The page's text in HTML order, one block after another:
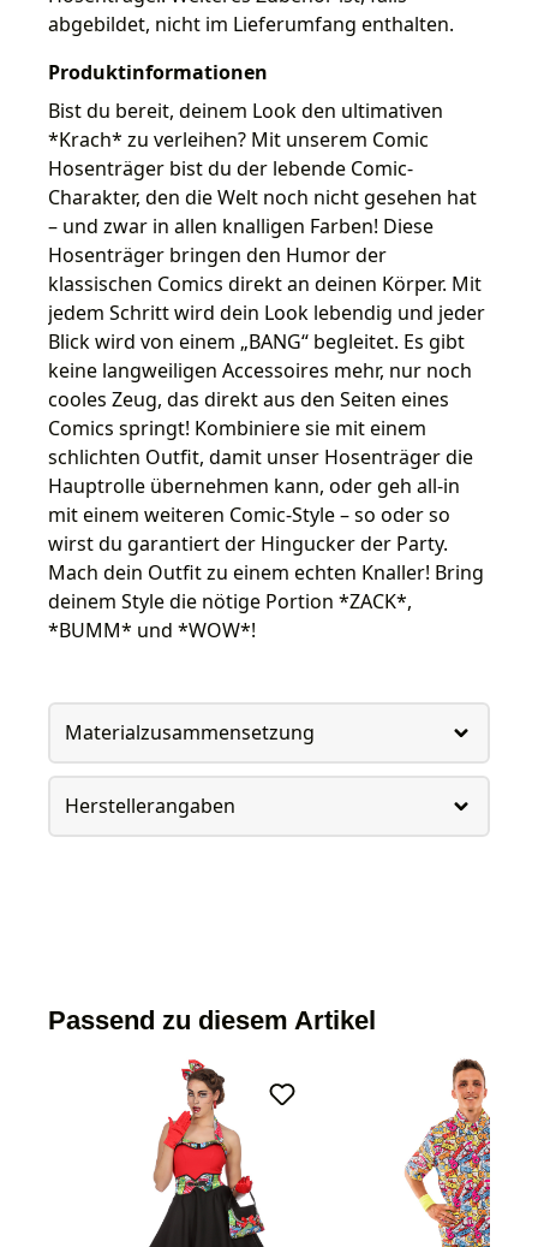
abgebildet, nicht im Lieferumfang enthalten.
Produktinformationen
Bist du bereit, deinem Look den ultimativen
*Krach* zu verleihen? Mit unserem Comic
Hosenträger bist du der lebende Comic-
Charakter, den die Welt noch nicht gesehen hat
– und zwar in allen knalligen Farben! Diese
Hosenträger bringen den Humor der
klassischen Comics direkt an deinen Körper. Mit
jedem Schritt wird dein Look lebendig und jeder
Blick wird von einem „BANG“ begleitet. Es gibt
keine langweiligen Accessoires mehr, nur noch
cooles Zeug, das direkt aus den Seiten eines
Comics springt! Kombiniere sie mit einem
schlichten Outfit, damit unser Hosenträger die
Hauptrolle übernehmen kann, oder geh all-in
mit einem weiteren Comic-Style – so oder so
wirst du garantiert der Hingucker der Party.
Mach dein Outfit zu einem echten Knaller! Bring
deinem Style die nötige Portion *ZACK*,
*BUMM* und *WOW*!
Materialzusammensetzung
Herstellerangaben
Passend zu diesem Artikel